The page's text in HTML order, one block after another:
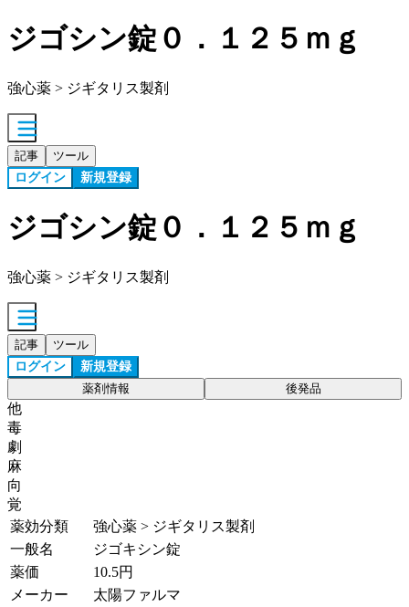
ジゴシン錠０．１２５ｍｇ
強心薬 > ジギタリス製剤
記事 ツール
ログイン 新規登録
ジゴシン錠０．１２５ｍｇ
強心薬 > ジギタリス製剤
記事 ツール
ログイン 新規登録
薬剤情報 後発品
他
毒
劇
麻
向
覚
薬効分類
強心薬 > ジギタリス製剤
一般名
ジゴキシン錠
薬価
10.5円
メーカー
太陽ファルマ